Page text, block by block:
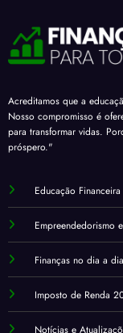
Acreditamos que a
Nosso compromisso é
para transformar vidas.
próspero."
Educação Financeira
Empreendedorismo
Finanças no dia a dia
Imposto de Renda
Notícias e